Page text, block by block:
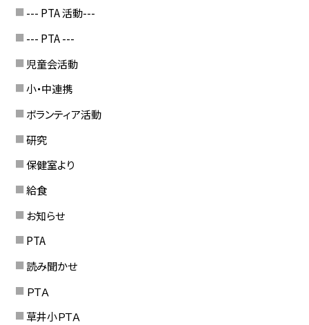
--- PTA 活動---
--- PTA ---
児童会活動
小・中連携
ボランティア活動
研究
保健室より
給食
お知らせ
PTA
読み聞かせ
ＰＴＡ
草井小ＰＴＡ